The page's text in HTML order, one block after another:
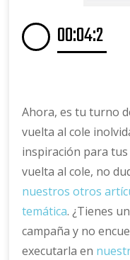
Ahora, es tu turno
vuelta al cole
inspiración para
vuelta al cole, no
nuestros otros
temática. ¿Tienes
campaña y no
executarla en